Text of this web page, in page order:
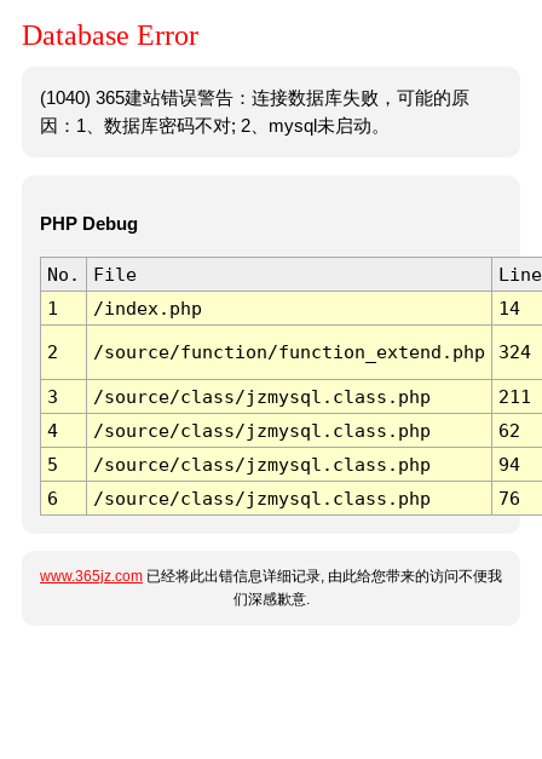
Database Error
(1040) 365建站错误警告：连接数据库失败，可能的原
因：1、数据库密码不对; 2、mysql未启动。
PHP Debug
No. File
Line
1
/index.php 14
2 /source/function/function_extend.php 324
3 /source/class/jzmysql.class.php
211
4
/source/class/jzmysql.class.php
62
5
/source/class/jzmysql.class.php
94
6
/source/class/jzmysql.class.php 76
www.365jz.com 已经将此出错信息详细记录, 由此给您带来的访问不便我
们深感歉意.